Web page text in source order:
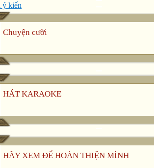
ý kiến
Chuyện cười
HÁT KARAOKE
HÃY XEM ĐỂ HOÀN THIỆN MÌNH